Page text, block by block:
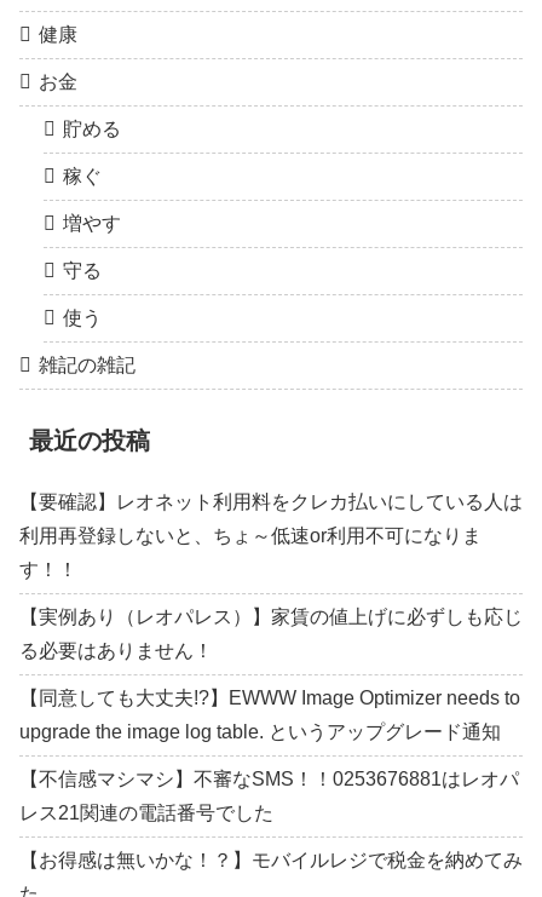
健康
お金
貯める
稼ぐ
増やす
守る
使う
雑記の雑記
最近の投稿
【要確認】レオネット利用料をクレカ払いにしている人は
利用再登録しないと、ちょ～低速or利用不可になりま
す！！
【実例あり（レオパレス）】家賃の値上げに必ずしも応じ
る必要はありません！
【同意しても大丈夫!?】EWWW Image Optimizer needs to
upgrade the image log table. というアップグレード通知
【不信感マシマシ】不審なSMS！！0253676881はレオパ
レス21関連の電話番号でした
【お得感は無いかな！？】モバイルレジで税金を納めてみ